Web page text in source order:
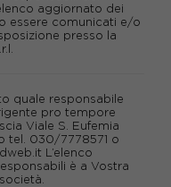
aggiornato dei
essere comunicati e/o
presso la
quale responsabile
pro tempore
Viale S. Eufemia
tel. 030/7778571 o
L’elenco
è a Vostra